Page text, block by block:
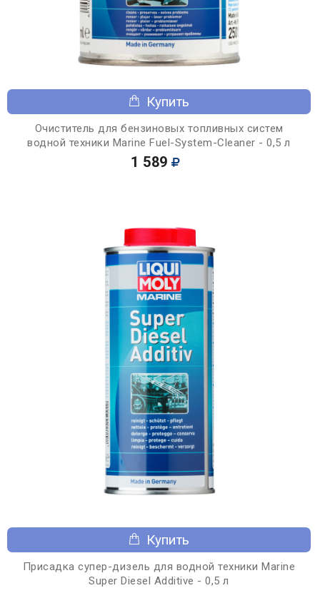
Купить
Очиститель для бензиновых топливных систем
водной техники Marine Fuel-System-Cleaner - 0,5 л
1 589
Купить
Присадка супер-дизель для водной техники Marine
Super Diesel Additive - 0,5 л